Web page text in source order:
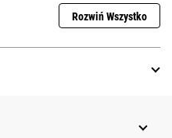
Rozwiń Wszystko